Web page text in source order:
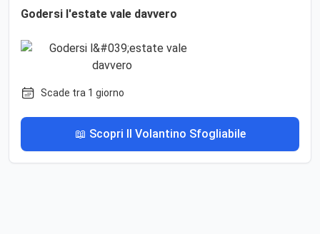
Godersi l'estate vale davvero
Scade tra 1 giorno
📖 Scopri Il Volantino Sfogliabile